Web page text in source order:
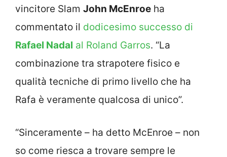
vincitore Slam John McEnroe ha
commentato il dodicesimo successo di
Rafael Nadal al Roland Garros. “La
combinazione tra strapotere fisico e
qualità tecniche di primo livello che ha
Rafa è veramente qualcosa di unico”.
“Sinceramente – ha detto McEnroe – non
so come riesca a trovare sempre le